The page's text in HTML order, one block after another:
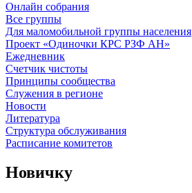
Онлайн собрания
Все группы
Для маломобильной группы населения
Проект «Одиночки КРС РЗФ АН»
Ежедневник
Счетчик чистоты
Принципы сообщества
Служения в регионе
Новости
Литература
Структура обслуживания
Расписание комитетов
Новичку